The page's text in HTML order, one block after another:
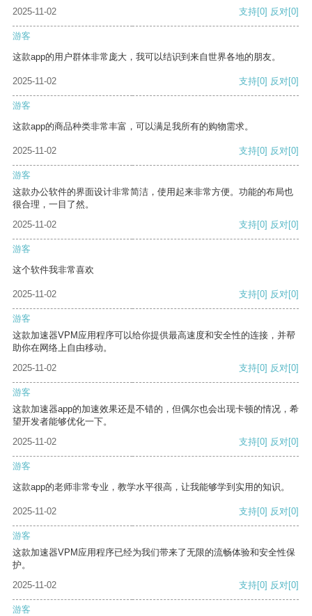
2025-11-02 支持[0] 反对[0]
游客
这款app的用户群体非常庞大，我可以结识到来自世界各地的朋友。
2025-11-02 支持[0] 反对[0]
游客
这款app的商品种类非常丰富，可以满足我所有的购物需求。
2025-11-02 支持[0] 反对[0]
游客
这款办公软件的界面设计非常简洁，使用起来非常方便。功能的布局也
很合理，一目了然。
2025-11-02
支持[0] 反对[0]
游客
这个软件我非常喜欢
2025-11-02 支持[0] 反对[0]
游客
这款加速器VPM应用程序可以给你提供最高速度和安全性的连接，并帮
助你在网络上自由移动。
2025-11-02
支持[0] 反对[0]
游客
这款加速器app的加速效果还是不错的，但偶尔也会出现卡顿的情况，希
望开发者能够优化一下。
2025-11-02
支持[0] 反对[0]
游客
这款app的老师非常专业，教学水平很高，让我能够学到实用的知识。
2025-11-02 支持[0] 反对[0]
游客
这款加速器VPM应用程序已经为我们带来了无限的流畅体验和安全性保
护。
2025-11-02
支持[0] 反对[0]
游客